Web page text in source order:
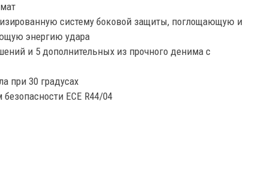
систему боковой защиты, поглощающую и
энергию удара
и 5 дополнительных из прочного денима с
при 30 градусах
ECE R44/04